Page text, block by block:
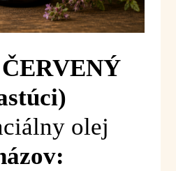
olej